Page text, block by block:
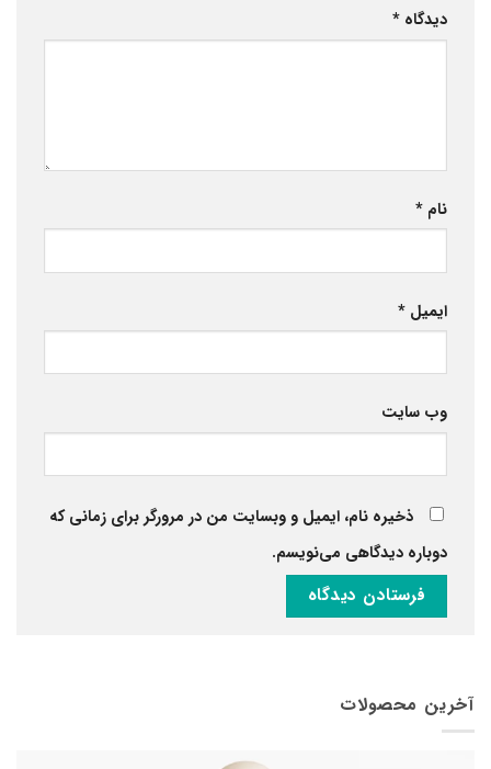
دیدگاه *
نام *
ایمیل *
وب‌ سایت
ذخیره نام، ایمیل و وبسایت من در مرورگر برای زمانی که
دوباره دیدگاهی می‌نویسم.
آخرین محصولات